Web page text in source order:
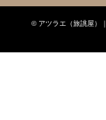
© アツラエ（旅誂屋）